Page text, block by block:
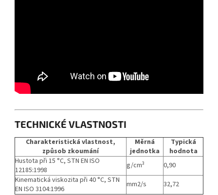
TECHNICKÉ VLASTNOSTI
Charakteristická vlastnost,
způsob zkoumání
Měrná
jednotka
Typická
hodnota
Hustota při 15 °C, STN EN ISO
12185:1998
g/cm3
0,90
Kinematická viskozita při 40 °C, STN
EN ISO 3104:1996
mm2/s 32,72